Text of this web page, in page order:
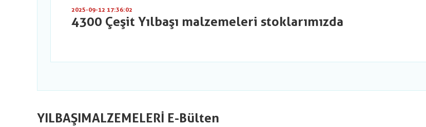
2025-09-12 17:36:02
4300 Çeşit Yılbaşı malzemeleri stoklarımızda
YILBAŞIMALZEMELERİ E-Bülten